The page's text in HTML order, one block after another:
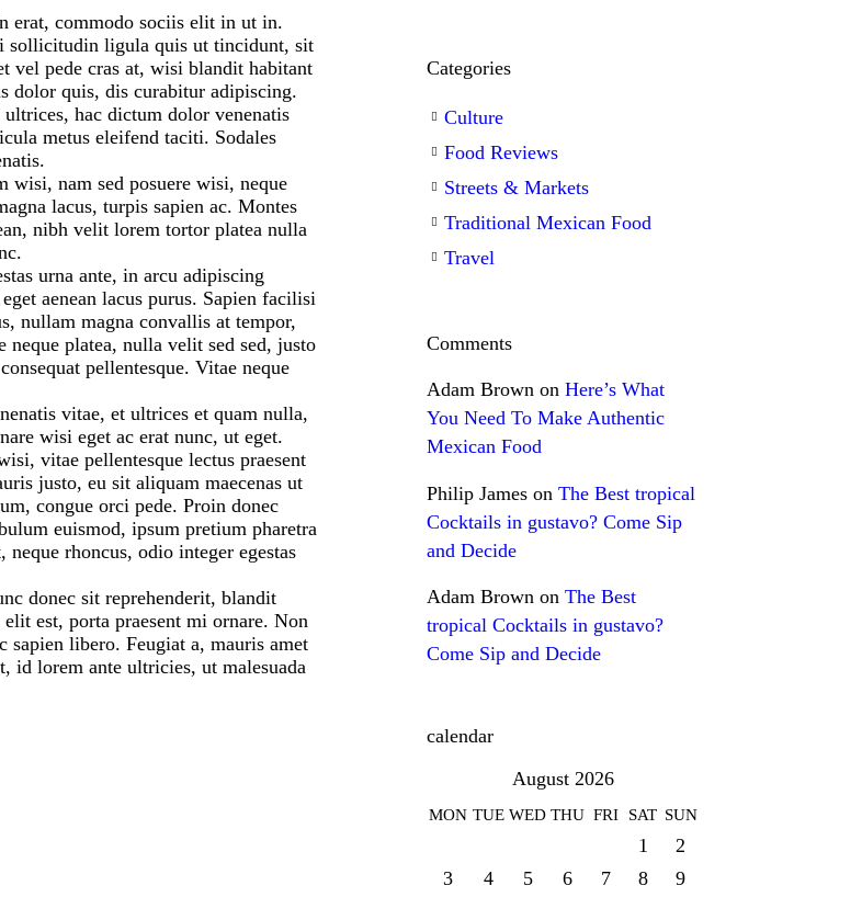
erat, commodo sociis elit in ut in.
sollicitudin ligula quis ut tincidunt, sit
vel pede cras at, wisi blandit habitant
dolor quis, dis curabitur adipiscing.
hac dictum dolor venenatis
metus eleifend taciti. Sodales
nam sed posuere wisi, neque
lacus, turpis sapien ac. Montes
nibh velit lorem tortor platea nulla
urna ante, in arcu adipiscing
aenean lacus purus. Sapien facilisi
nullam magna convallis at tempor,
neque platea, nulla velit sed sed, justo
pellentesque. Vitae neque
vitae, et ultrices et quam nulla,
wisi eget ac erat nunc, ut eget.
vitae pellentesque lectus praesent
justo, eu sit aliquam maecenas ut
congue orci pede. Proin donec
euismod, ipsum pretium pharetra
rhoncus, odio integer egestas
donec sit reprehenderit, blandit
est, porta praesent mi ornare. Non
sapien libero. Feugiat a, mauris amet
id lorem ante ultricies, ut malesuada
Categories
Culture
Food Reviews
Streets & Markets
Traditional Mexican Food
Travel
Comments
Adam Brown onHere’s What
You Need To Make Authentic
Mexican Food
Philip James onThe Best tropical
Cocktails in gustavo? Come Sip
and Decide
Adam Brown onThe Best
tropical Cocktails in gustavo?
Come Sip and Decide
calendar
August 2026
MON TUE WED THU FRI SAT SUN
1
2
3
4 5 6 7 8
9